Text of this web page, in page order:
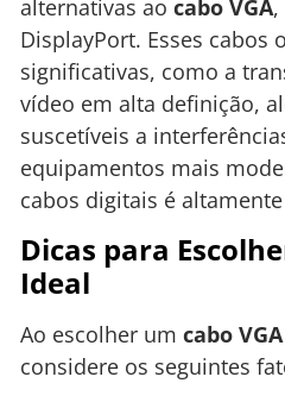
alternativas ao cabo VGA,
DisplayPort. Esses cabos
significativas, como a
vídeo em alta definição,
suscetíveis a
equipamentos mais
cabos digitais é
Dicas para
Ideal
Ao escolher um cabo
considere os seguintes